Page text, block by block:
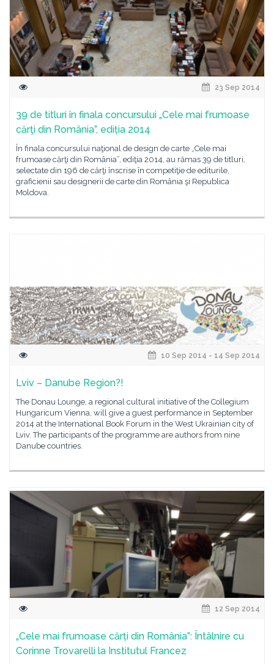
23 Sep 2014
39 de titluri în finala concursului „Cele mai frumoase
cărţi din România”, ediția 2014
În finala concursului naţional de design de carte „Cele mai
frumoase cărţi din România”, ediţia 2014, au rămas 39 de titluri,
selectate din 196 de cărţi înscrise în competiţie de editurile,
graficienii sau designerii de carte din România şi Republica
Moldova.
10 Sep 2014 - 14 Sep 2014
Lviv – Danube Region?!
The Donau Lounge, a regional cultural initiative of the Collegium
Hungaricum Vienna, will give a guest performance in September
2014 at the International Book Forum in the West Ukrainian city of
Lviv. The participants of the programme are authors from nine
Danube countries.
12 Sep 2014
„Cele mai frumoase cărți din România”: Întâlnire cu
Corinne Trovarelli la Institutul Francez